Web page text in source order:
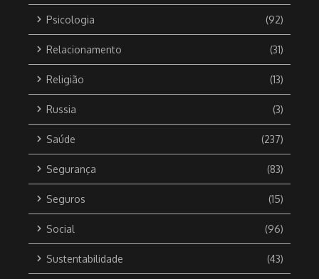
Psicologia (92)
Relacionamento (31)
Religião (13)
Russia (3)
Saúde (237)
Segurança (83)
Seguros (15)
Social (96)
Sustentabilidade (43)